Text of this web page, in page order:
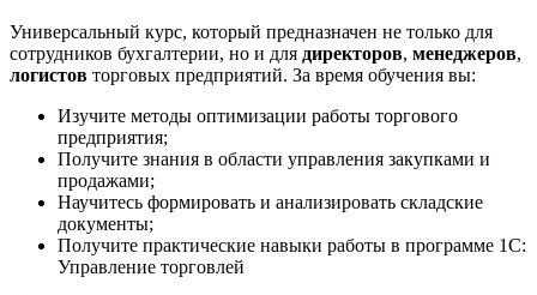
Универсальный курс, который предназначен не только для
сотрудников бухгалтерии, но и для директоров, менеджеров,
логистов торговых предприятий. За время обучения вы:
Изучите методы оптимизации работы торгового
предприятия;
Получите знания в области управления закупками и
продажами;
Научитесь формировать и анализировать складские
документы;
Получите практические навыки работы в программе 1С:
Управление торговлей